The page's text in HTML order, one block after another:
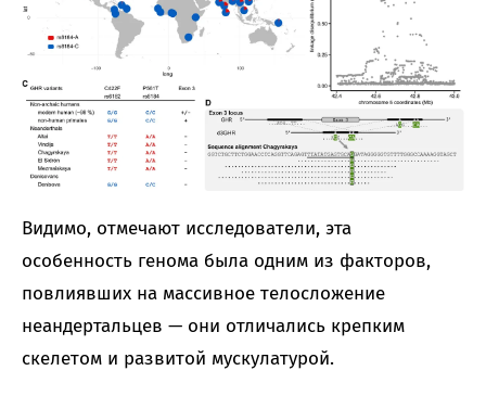
Видимо, отмечают исследователи, эта
особенность генома была одним из факторов,
повлиявших на массивное телосложение
неандертальцев — они отличались крепким
скелетом и развитой мускулатурой.